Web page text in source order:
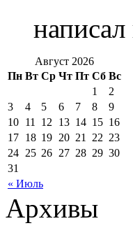
Август 2026
Пн Вт Ср Чт Пт Сб Вс
« Июль
1
2
3
4 5 6 7 8
9
10 11 12 13 14 15 16
17 18 19 20 21 22 23
24 25 26 27 28 29 30
31
Архивы